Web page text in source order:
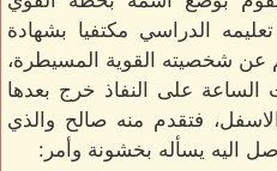
الدراسي مكتفيا بشهادة
عن شخصيته القوية المسيطرة،
على النفاذ خرج بعدها
فتقدم منه صالح والذي
اليه يسأله بخشونة وأمر: